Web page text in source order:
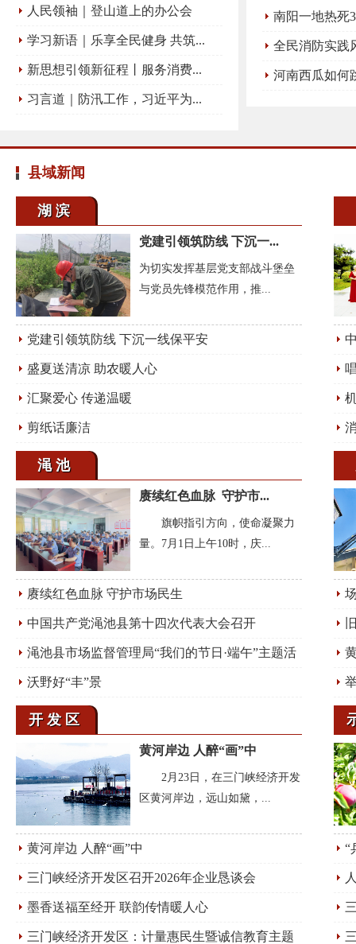
人民领袖｜登山道上的办公会
学习新语｜乐享全民健身 共筑...
新思想引领新征程丨服务消费...
习言道｜防汛工作，习近平为...
南阳一地热死
全民消防实践
乡辉县物业人
河南西瓜如何
县域新闻
湖滨
党建引领筑防线 下沉一...
为切实发挥基层党支部战斗堡垒
与党员先锋模范作用，推...
党建引领筑防线 下沉一线保平安
盛夏送清凉 助农暖人心
汇聚爱心 传递温暖
剪纸话廉洁
渑池
赓续红色血脉 守护市...
旗帜指引方向，使命凝聚力
量。7月1日上午10时，庆...
赓续红色血脉 守护市场民生
中国共产党渑池县第十四次代表大会召开
渑池县市场监督管理局“我们的节日·端午”主题活
动沃野好“丰”景
活
开发区
黄河岸边 人醉“画”中
2月23日，在三门峡经济开发
区黄河岸边，远山如黛，...
黄河岸边 人醉“画”中
三门峡经济开发区召开2026年企业恳谈会
墨香送福至经开 联韵传情暖人心
三门峡经济开发区：计量惠民生暨诚信教育主题
“
助